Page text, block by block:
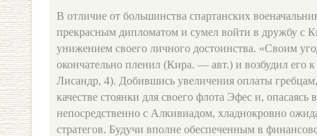
В отличие от большинства спартанских
прекрасным дипломатом и сумел войти в дружбу с
унижением своего личного достоинства. «Своим
окончательно пленил (Кира. — авт.) и возбудил его
Лисандр, 4). Добившись увеличения оплаты
качестве стоянки для своего флота Эфес и, опасаясь
непосредственно с Алкивиадом, хладнокровно
стратегов. Будучи вполне обеспеченным в